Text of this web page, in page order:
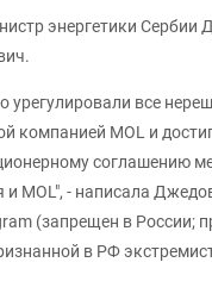
энергетики Сербии
урегулировали все
компанией MOL и
соглашению
и MOL", - написала
(запрещен в России;
в РФ